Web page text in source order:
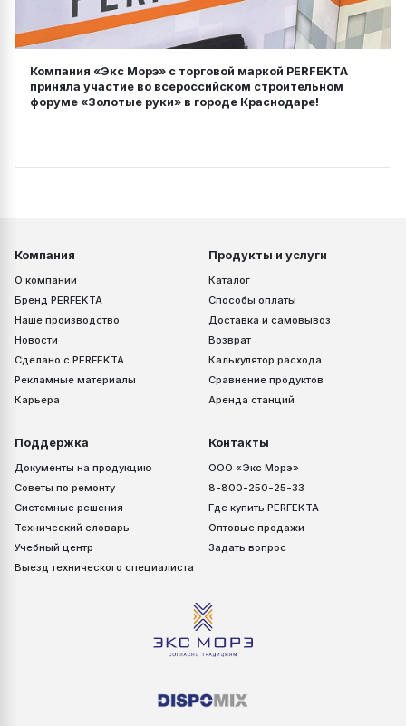
Компания «Экс Морэ» с торговой маркой PERFEKTA
приняла участие во всероссийском строительном
форуме «Золотые руки» в городе Краснодаре!
Компания
О компании
Бренд PERFEKTA
Наше производство
Новости
Сделано с PERFEKTA
Рекламные материалы
Карьера
Продукты и услуги
Каталог
Способы оплаты
Доставка и самовывоз
Возврат
Калькулятор расхода
Сравнение продуктов
Аренда станций
Поддержка
Документы на продукцию
Советы по ремонту
Системные решения
Технический словарь
Учебный центр
Выезд технического специалиста
Контакты
ООО «Экс Морэ»
8-800-250-25-33
Где купить PERFEKTA
Оптовые продажи
Задать вопрос